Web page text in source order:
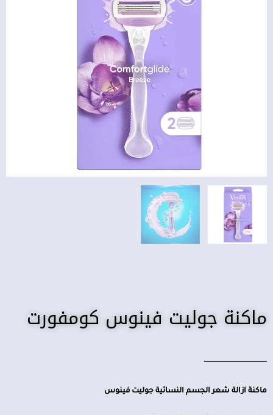
ماكنة جوليت فينوس كومفورت
ماكنة ازالة شعر الجسم النسائية جوليت فينوس